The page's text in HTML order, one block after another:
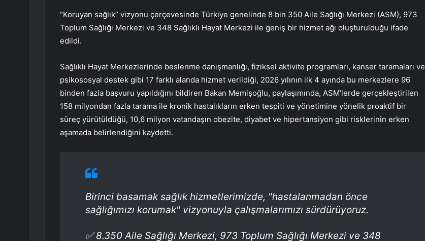
“Koruyan sağlık” vizyonu çerçevesinde Türkiye genelinde 8 bin 350 Aile Sağlığı Merkezi (ASM), 973
Toplum Sağlığı Merkezi ve 348 Sağlıklı Hayat Merkezi ile geniş bir hizmet ağı oluşturulduğu ifade
edildi.
Sağlıklı Hayat Merkezlerinde beslenme danışmanlığı, fiziksel aktivite programları, kanser taramaları ve
psikososyal destek gibi 17 farklı alanda hizmet verildiği, 2026 yılının ilk 4 ayında bu merkezlere 96
binden fazla başvuru yapıldığını bildiren Bakan Memişoğlu, paylaşımında, ASM’lerde gerçekleştirilen
158 milyondan fazla tarama ile kronik hastalıkların erken tespiti ve yönetimine yönelik proaktif bir
süreç yürütüldüğü, 10,6 milyon vatandaşın obezite, diyabet ve hipertansiyon gibi risklerinin erken
aşamada belirlendiğini kaydetti.
Birinci basamak sağlık hizmetlerimizde, "hastalanmadan önce
sağlığımızı korumak" vizyonuyla çalışmalarımızı sürdürüyoruz.
✅ 8.350 Aile Sağlığı Merkezi, 973 Toplum Sağlığı Merkezi ve 348